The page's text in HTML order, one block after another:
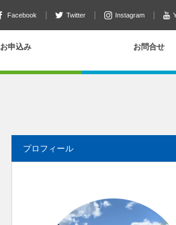
Facebook Twitter Instagram
お申込み お問合せ
プロフィール